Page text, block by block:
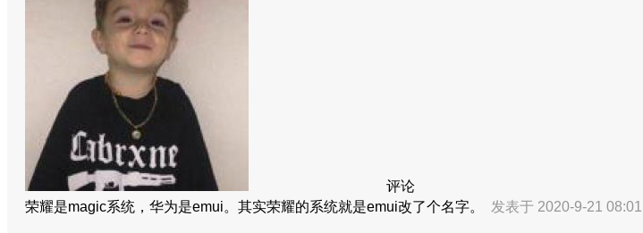
评论
荣耀是magic系统，华为是emui。其实荣耀的系统就是emui改了个名字。 发表于 2020-9-21 08:01